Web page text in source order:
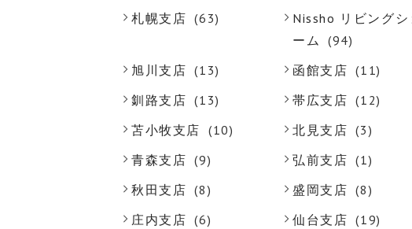
札幌支店 (63)
Nissho リビングシ
ーム
(94)
旭川支店 (13) 函館支店 (11)
釧路支店 (13) 帯広支店 (12)
苫小牧支店 (10) 北見支店 (3)
青森支店 (9) 弘前支店 (1)
秋田支店 (8) 盛岡支店 (8)
庄内支店 (6) 仙台支店 (19)